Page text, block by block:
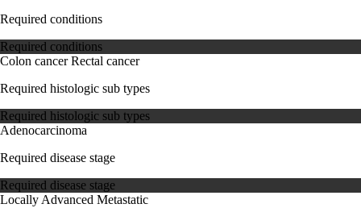
Required conditions
Required conditions
Colon cancerRectal cancer
Required histologic sub types
Required histologic sub types
Adenocarcinoma
Required disease stage
Required disease stage
Locally Advanced Metastatic